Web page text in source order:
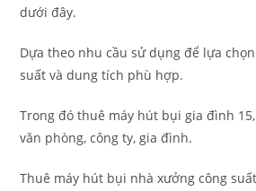
dưới đây.
Dựa theo nhu cầu sử dụng để lựa
suất và dung tích phù hợp.
Trong đó thuê máy hút bụi gia đình
văn phòng, công ty, gia đình.
Thuê máy hút bụi nhà xưởng công